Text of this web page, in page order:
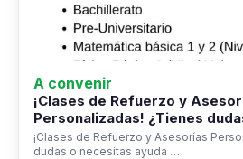
A convenir
¡Clases de Refuerzo y
Personalizadas! ¿Tienes
¡Clases de Refuerzo y Asesorías
dudas o necesitas ayuda …